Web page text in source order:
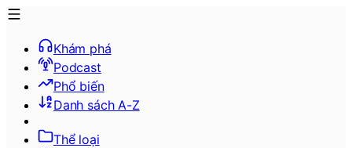
Khám phá
Podcast
Phổ biến
Danh sách A-Z
Thể loại